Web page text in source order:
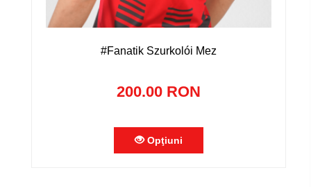
#Fanatik Szurkolói Mez
200.00 RON
Opţiuni